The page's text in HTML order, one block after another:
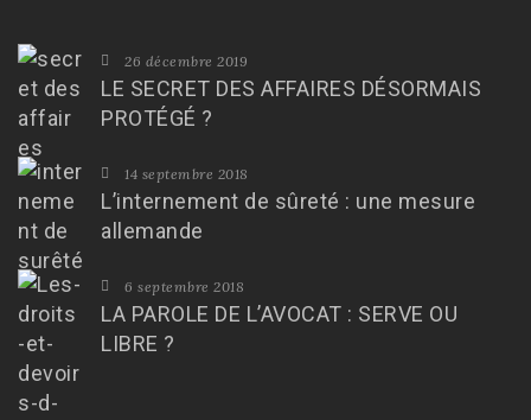
26 décembre 2019
LE SECRET DES AFFAIRES DÉSORMAIS
PROTÉGÉ ?
14 septembre 2018
L’internement de sûreté : une mesure
allemande
6 septembre 2018
LA PAROLE DE L’AVOCAT : SERVE OU
LIBRE ?